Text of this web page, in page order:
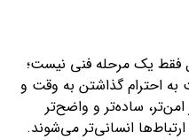
فقط یک مرحله فنی نیست؛
احترام گذاشتن به وقت و
ساده‌تر و واضح‌تر
انسانی‌تر می‌شوند.